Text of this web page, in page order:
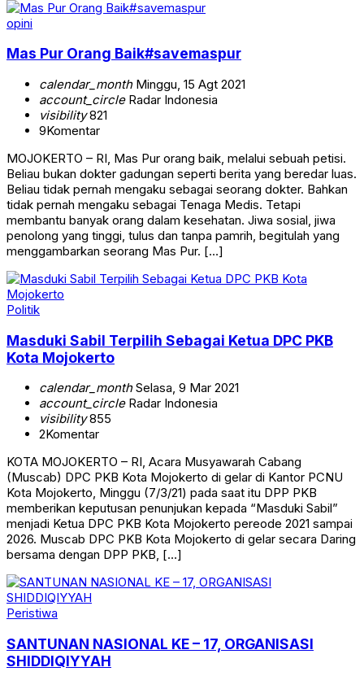
opini
Mas Pur Orang Baik#savemaspur
calendar_monthMinggu, 15 Agt 2021
account_circleRadar Indonesia
visibility821
9Komentar
MOJOKERTO – RI, Mas Pur orang baik, melalui sebuah petisi.
Beliau bukan dokter gadungan seperti berita yang beredar luas.
Beliau tidak pernah mengaku sebagai seorang dokter. Bahkan
tidak pernah mengaku sebagai Tenaga Medis. Tetapi
membantu banyak orang dalam kesehatan. Jiwa sosial, jiwa
penolong yang tinggi, tulus dan tanpa pamrih, begitulah yang
menggambarkan seorang Mas Pur. […]
Politik
Masduki Sabil Terpilih Sebagai Ketua DPC PKB
Kota Mojokerto
calendar_monthSelasa, 9 Mar 2021
account_circleRadar Indonesia
visibility855
2Komentar
KOTA MOJOKERTO – RI, Acara Musyawarah Cabang
(Muscab) DPC PKB Kota Mojokerto di gelar di Kantor PCNU
Kota Mojokerto, Minggu (7/3/21) pada saat itu DPP PKB
memberikan keputusan penunjukan kepada “Masduki Sabil”
menjadi Ketua DPC PKB Kota Mojokerto pereode 2021 sampai
2026. Muscab DPC PKB Kota Mojokerto di gelar secara Daring
bersama dengan DPP PKB, […]
Peristiwa
SANTUNAN NASIONAL KE – 17, ORGANISASI
SHIDDIQIYYAH